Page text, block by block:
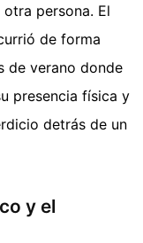
persona. El
de forma
de verano donde
presencia física y
detrás de un
y el